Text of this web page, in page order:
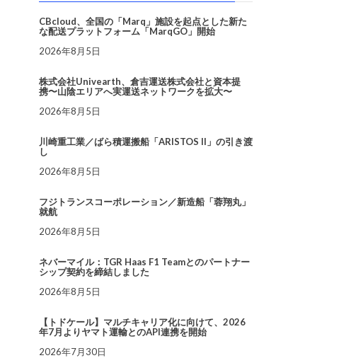
CBcloud、全国の「Marq」施設を起点とした新た
な配送プラットフォーム「MarqGO」開始
2026年8月5日
株式会社Univearth、倉吉運送株式会社と資本提
携〜山陰エリアへ実運送ネットワークを拡大〜
2026年8月5日
川崎重工業／ばら積運搬船「ARISTOS II」の引き渡
し
2026年8月5日
フジトランスコーポレーション／新造船「蓉翔丸」
就航
2026年8月5日
ネバーマイル：TGR Haas F1 Teamとのパートナー
シップ契約を締結しました
2026年8月5日
【トドケール】マルチキャリア化に向けて、2026
年7月よりヤマト運輸とのAPI連携を開始
2026年7月30日